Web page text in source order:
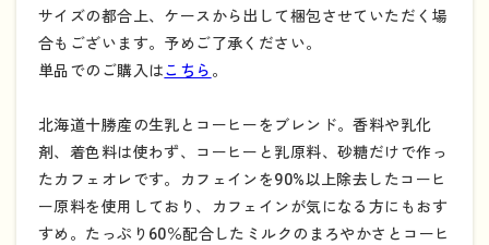
サイズの都合上、ケースから出して梱包させていただく場
合もございます。予めご了承ください。
単品でのご購入はこちら 。
北海道十勝産の生乳とコーヒーをブレンド。香料や乳化
剤、着色料は使わず、コーヒーと乳原料、砂糖だけで作っ
たカフェオレです。カフェインを90%以上除去したコーヒ
ー原料を使用しており、カフェインが気になる方にもおす
すめ。たっぷり60％配合したミルクのまろやかさとコーヒ